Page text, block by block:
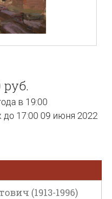
руб.
в 19:00
17:00 09 июня 2022
(1913-1996)